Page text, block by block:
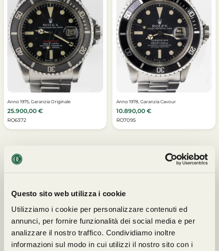
Questo sito web utilizza i cookie
Utilizziamo i cookie per personalizzare contenuti ed
annunci, per fornire funzionalità dei social media e per
analizzare il nostro traffico. Condividiamo inoltre
informazioni sul modo in cui utilizzi il nostro sito con i
Anno 1975, Garanzia Originale
25.900,00 €
RO6372
Anno 1978, Garanzia Cavour
10.890,00 €
RO7095
I NOSTRI PARTNERS